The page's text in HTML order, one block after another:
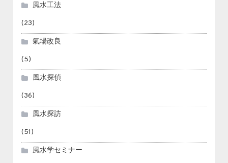
風水工法
(23)
氣場改良
(5)
風水探偵
(36)
風水探訪
(51)
風水学セミナー